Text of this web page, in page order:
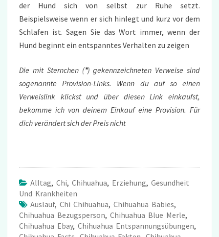
der Hund sich von selbst zur Ruhe setzt.
Beispielsweise wenn er sich hinlegt und kurz vor dem
Schlafen ist. Sagen Sie das Wort immer, wenn der
Hund beginnt ein entspanntes Verhalten zu zeigen
Die mit Sternchen (*) gekennzeichneten Verweise sind
sogenannte Provision-Links. Wenn du auf so einen
Verweislink klickst und über diesen Link einkaufst,
bekomme ich von deinem Einkauf eine Provision. Für
dich verändert sich der Preis nicht
Alltag, Chi, Chihuahua, Erziehung, Gesundheit
Und Krankheiten
Auslauf, Chi Chihuahua, Chihuahua Babies,
Chihuahua Bezugsperson, Chihuahua Blue Merle,
Chihuahua Ebay, Chihuahua Entspannungsübungen,